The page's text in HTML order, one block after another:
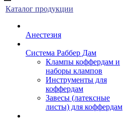
Каталог продукции
Анестезия
Система Раббер Дам
Клампы коффердам и
наборы клампов
Инструменты для
коффердам
Завесы (латексные
листы) для коффердам